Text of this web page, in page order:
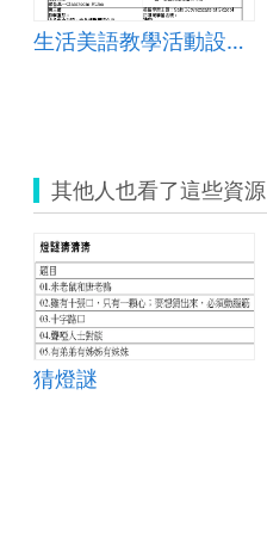
生活美語教學活動設計單
其他人也看了這些資源
猜燈謎